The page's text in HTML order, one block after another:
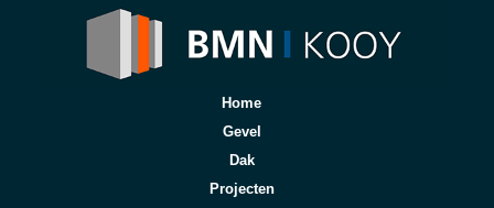
Home
Gevel
Dak
Projecten